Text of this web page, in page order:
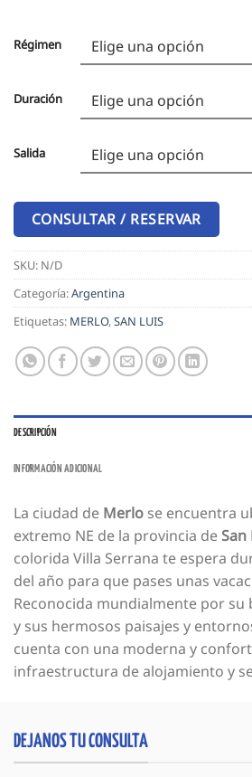
Régimen
Duración
Salida
CONSULTAR / RESERVAR
SKU: N/D
Categoría:Argentina
Etiquetas: MERLO,SAN LUIS
DESCRIPCIÓN
INFORMACIÓN ADICIONAL
La ciudad de Merlo se encuentra
extremo NE de la provincia deSan
colorida Villa Serrana te espera
del año para que pases unas
Reconocida mundialmente por su
y sus hermosos paisajes y
cuenta con una moderna y
infraestructura de alojamiento y
DEJANOS TU CONSULTA